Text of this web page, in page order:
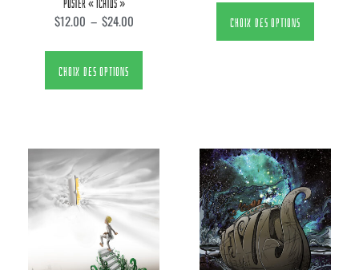
POSTER « ICHTUS »
$12.00 – $24.00
CHOIX DES OPTIONS
CHOIX DES OPTIONS